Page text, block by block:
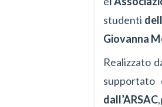
studenti
Giovanna
Realizzato
supportato
dall’ARSAC,